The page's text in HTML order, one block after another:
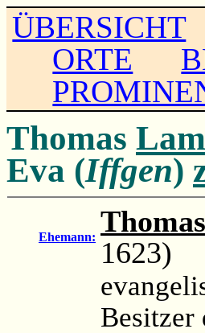
ÜBERSICHT
ORTE
Thomas
Eva (Iffgen)
Ehemann: 1623)
Besitzer